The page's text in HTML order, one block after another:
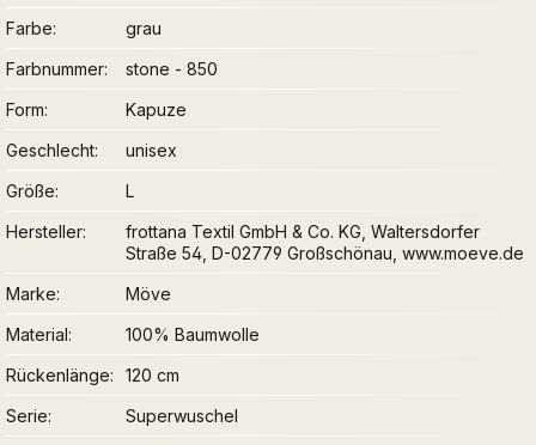
Farbe
grau
Farbnummer
stone - 850
Form
Kapuze
Geschlecht
unisex
Größe
L
Hersteller
frottana Textil GmbH & Co. KG, Waltersdorfer
Straße 54, D-02779 Großschönau, www.moeve.de
Marke
Möve
Material
100% Baumwolle
Rückenlänge
120 cm
Serie
Superwuschel